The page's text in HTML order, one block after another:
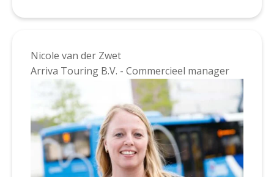
Nicole van der Zwet
Arriva Touring B.V. - Commercieel manager